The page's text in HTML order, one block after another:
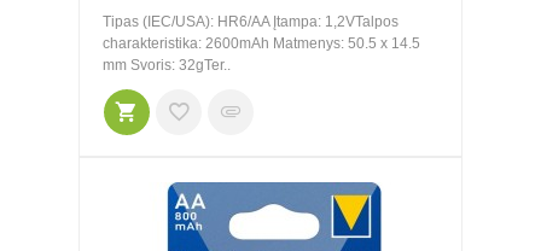
Tipas (IEC/USA): HR6/AA Įtampa: 1,2VTalpos
charakteristika: 2600mAh Matmenys: 50.5 x 14.5
mm Svoris: 32gTer..